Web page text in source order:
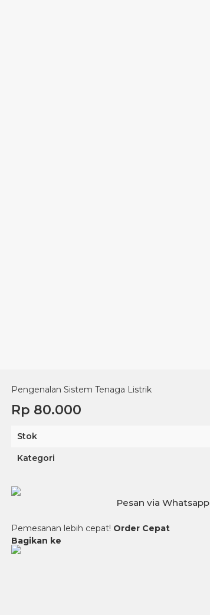
Pengenalan Sistem Tenaga Listrik
Rp 80.000
Stok
Kategori
Pesan via Whatsapp
Pemesanan lebih cepat! Order Cepat
Bagikan ke